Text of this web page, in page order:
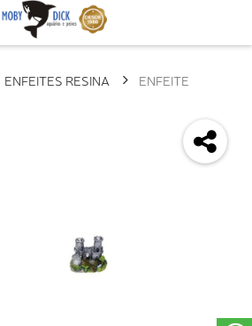
ENFEITES RESINA
ENFEITE